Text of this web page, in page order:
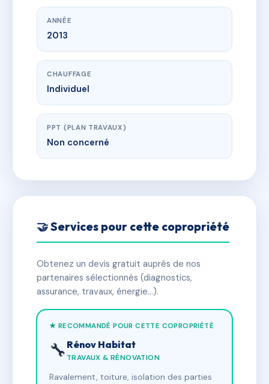
ANNÉE
2013
CHAUFFAGE
Individuel
PPT (PLAN TRAVAUX)
Non concerné
🤝 Services pour cette copropriété
Obtenez un devis gratuit auprès de nos
partenaires sélectionnés (diagnostics,
assurance, travaux, énergie…).
★ RECOMMANDÉ POUR CETTE COPROPRIÉTÉ
🔧 Rénov Habitat
TRAVAUX & RÉNOVATION
Ravalement, toiture, isolation des parties